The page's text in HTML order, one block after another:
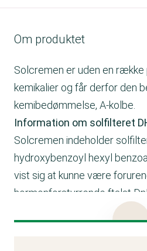
Om produktet
Solcremen er uden en
kemikalier og får derfor den
kemibedømmelse, A-kolbe.
Information om solfilteret
Solcremen indeholder
hydroxybenzoyl hexyl
vist sig at kunne være
hormonforstyrrende ftalat
EU har fastsat en grænse for